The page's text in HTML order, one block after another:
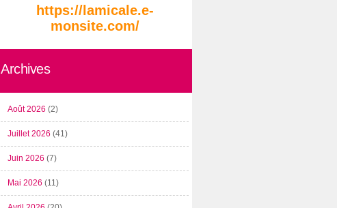
https://lamicale.e-
monsite.com/
Archives
Août 2026 (2)
Juillet 2026 (41)
Juin 2026 (7)
Mai 2026 (11)